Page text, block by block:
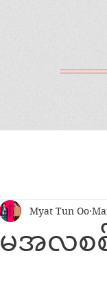
မအလစစ်
Myat Tun Oo